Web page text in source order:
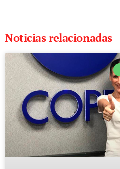
Noticias relacionadas